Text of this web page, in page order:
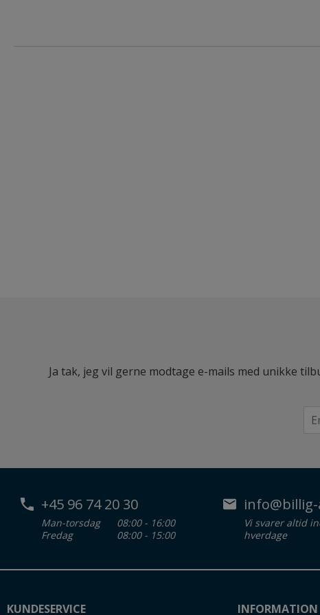
Ja tak, jeg vil gerne modtage e-mails med unikke
+45 96 74 20 30
Man-torsdag
08:00 - 16:00
Fredag
08:00 - 15:00
Vi svarer altid
hverdage
KUNDESERVICE INFORMATION